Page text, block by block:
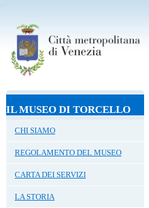
IL MUSEO DI TORCELLO
CHI SIAMO
REGOLAMENTO DEL MUSEO
CARTA DEI SERVIZI
LA STORIA